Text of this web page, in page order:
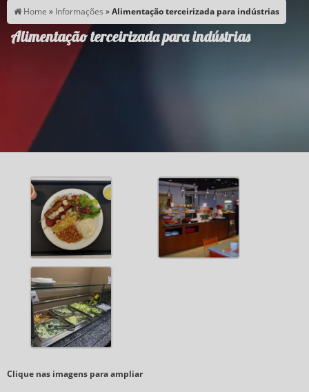
Home » Informações »Alimentação terceirizada para indústrias
Alimentação terceirizada para indústrias
Clique nas imagens para ampliar